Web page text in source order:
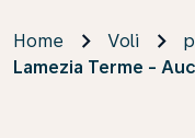
Home Voli
Lamezia Terme -